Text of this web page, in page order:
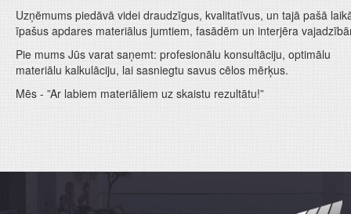
Uzņēmums piedāvā videi draudzīgus, kvalitatīvus, un tajā pašā
īpašus apdares materiālus jumtiem, fasādēm un interjēra
Pie mums Jūs varat saņemt: profesionālu konsultāciju, optimālu
materiālu kalkulāciju, lai sasniegtu savus cēlos mērķus.
Mēs - ”Ar labiem materiāliem uz skaistu rezultātu!”